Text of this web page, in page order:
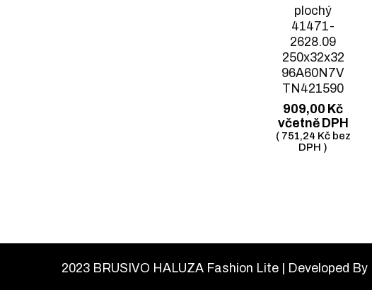
plochý
41471-
2628.09
250x32x32
96A60N7V
TN421590
909,00 Kč
včetně DPH
( 751,24 Kčbez
DPH )
2023 BRUSIVO HALUZA Fashion Lite | Developed By